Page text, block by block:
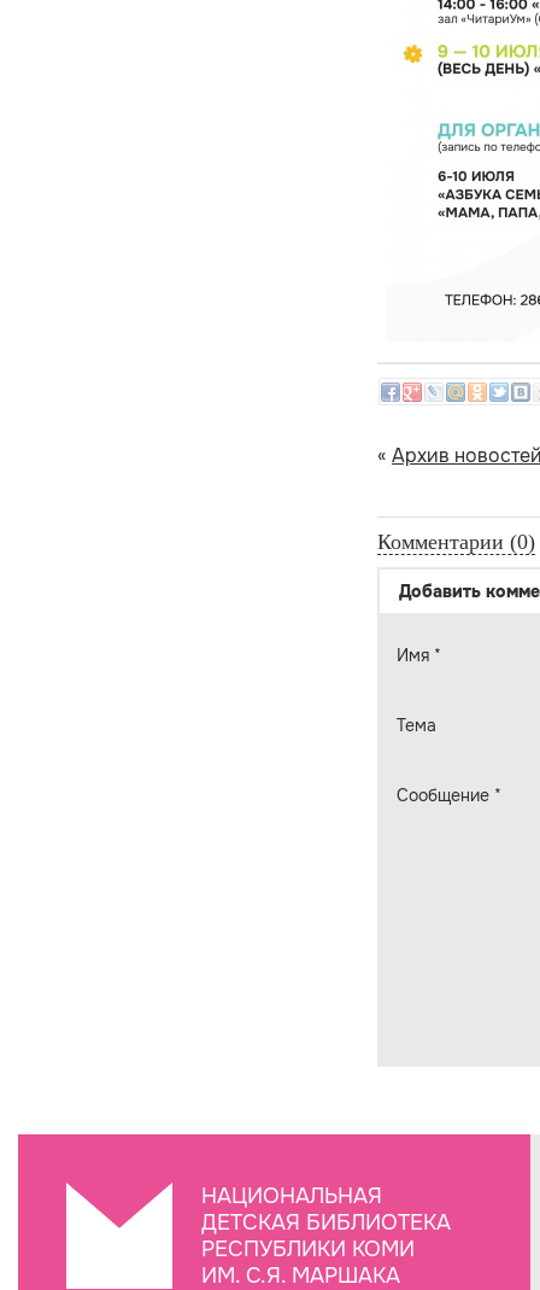
« Архив
Комментарии (0)
Добавить
Имя *
Тема
Сообщение *
НАЦИОНАЛЬНАЯ
ДЕТСКАЯ БИБЛИОТЕКА
РЕСПУБЛИКИ КОМИ
ИМ. С.Я. МАРШАКА